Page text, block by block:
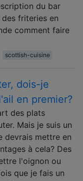
du bar
friteries en
comment faire
scottish-cuisine
dois-je
en premier?
des plats
Mais je suis un
devrais mettre en
à cela? Des
l'oignon ou
que je fais un